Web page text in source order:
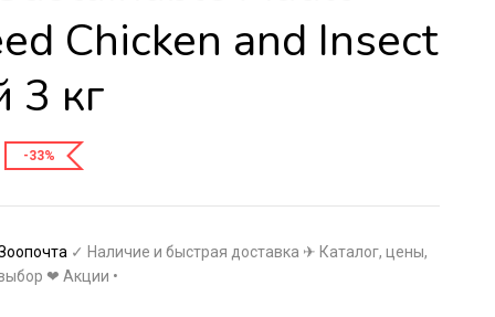
Chicken and Insect
3 кг
-33%
✓ Наличие и быстрая доставка ✈ Каталог, цены,
❤ Акции •